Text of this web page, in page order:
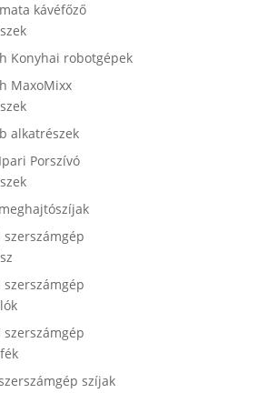
kávéfőző
Konyhai robotgépek
MaxoMixx
alkatrészek
Porszívó
szerszámgép
szerszámgép
szerszámgép
szíjak